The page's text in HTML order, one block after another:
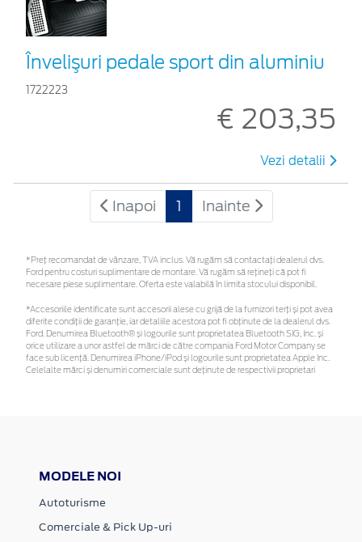
Învelişuri pedale sport din aluminiu
1722223
€ 203,35
Vezi detalii
Inapoi 1 Inainte
*Preţ recomandat de vânzare, TVA inclus. Vă rugăm să contactaţi dealerul dvs.
Ford pentru costuri suplimentare de montare. Vă rugăm să rețineți că pot fi
necesare piese suplimentare. Oferta este valabilă în limita stocului disponibil.
*Accesoriile identificate sunt accesorii alese cu grijă de la furnizori terți și pot avea
diferite condiții de garanție, iar detaliile acestora pot fi obținute de la dealerul dvs.
Ford. Denumirea Bluetooth® și logourile sunt proprietatea Bluetooth SIG, Inc. și
orice utilizare a unor astfel de mărci de către compania Ford Motor Company se
face sub licență. Denumirea iPhone/iPod și logourile sunt proprietatea Apple Inc.
Celelalte mărci și denumiri comerciale sunt deținute de respectivii proprietari
MODELE NOI
Autoturisme
Comerciale & Pick Up-uri